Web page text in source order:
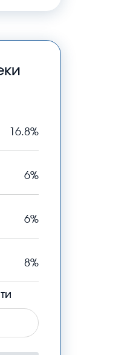
16.8%
6%
6%
8%